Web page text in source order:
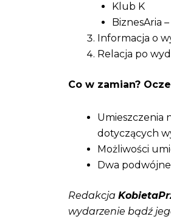
Klub K
BiznesAria
Informacja o
Relacja po
Co w zamian?
Umieszczenia
dotyczących
Możliwości
Dwa
Redakcja
wydarzenie bądź